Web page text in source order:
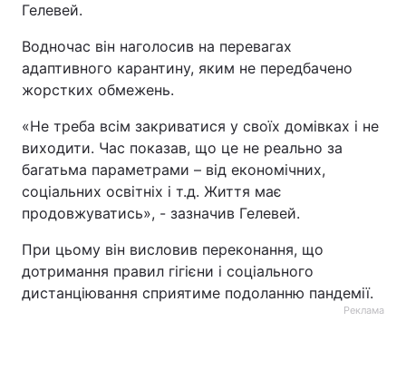
Гелевей.
Водночас він наголосив на перевагах
адаптивного карантину, яким не передбачено
жорстких обмежень.
«Не треба всім закриватися у своїх домівках і не
виходити. Час показав, що це не реально за
багатьма параметрами – від економічних,
соціальних освітніх і т.д. Життя має
продовжуватись», - зазначив Гелевей.
При цьому він висловив переконання, що
дотримання правил гігієни і соціального
дистанціювання сприятиме подоланню пандемії.
Реклама